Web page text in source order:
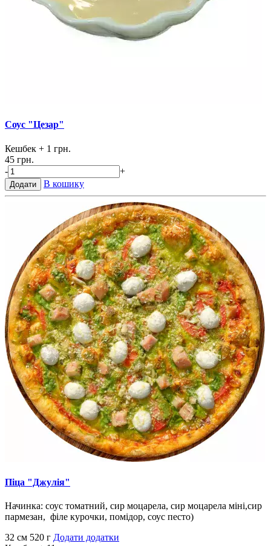
Соус "Цезар"
Кешбек + 1 грн.
45 грн.
-
+
Додати В кошику
Піца "Джулія"
Начинка: соус томатний, сир моцарела, сир моцарела міні,сир
пармезан, філе курочки, помідор, соус песто)
32 см 520 г Додати додатки